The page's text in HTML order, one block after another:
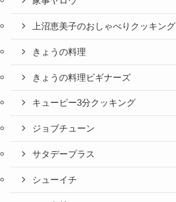
上沼恵美子のおしゃべりクッキング
きょうの料理
きょうの料理ビギナーズ
キューピー3分クッキング
ジョブチューン
サタデープラス
シューイチ